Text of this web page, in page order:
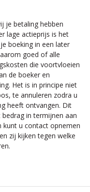
je betaling hebben
lage actieprijs is het
boeking in een later
goed of alle
die voortvloeien
de boeker en
Het is in principe niet
te annuleren zodra u
heeft ontvangen. Dit
in termijnen aan
kunt u contact opnemen
zij kijken tegen welke